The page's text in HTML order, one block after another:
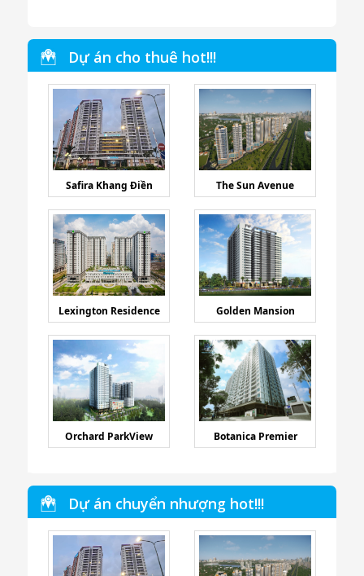
Dự án cho thuê hot!!!
Safira Khang Điền The Sun Avenue
Lexington Residence Golden Mansion
Orchard ParkView Botanica Premier
Dự án chuyển nhượng hot!!!